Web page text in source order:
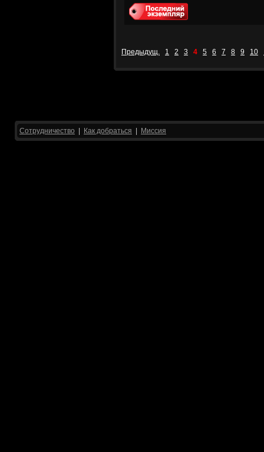
Предыдущ. 1 2 3 4 5 6 7 8 9 10
Сотрудничество Как добраться Миссия